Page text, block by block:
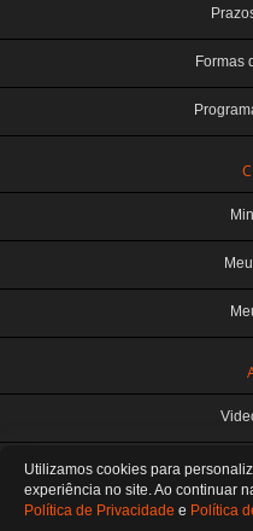
Formas
TERABYTE ATACADO E
CNPJ:
do
De segunda a sexta
SOMOS E-COMMERCE -
Utilizamos cookies para
experiência no site. Ao continuar
Política de Privacidade e Política